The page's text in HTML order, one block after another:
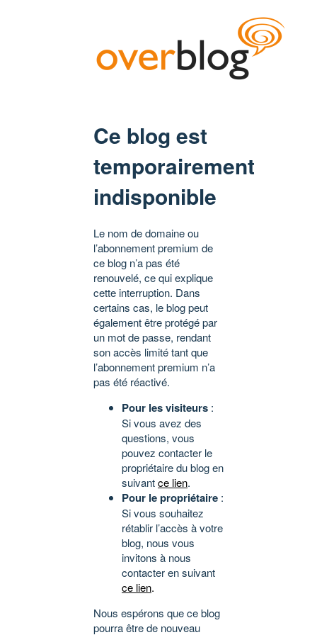
Ce blog est
temporairement
indisponible
Le nom de domaine ou
l’abonnement premium de
ce blog n’a pas été
renouvelé, ce qui explique
cette interruption. Dans
certains cas, le blog peut
également être protégé par
un mot de passe, rendant
son accès limité tant que
l’abonnement premium n’a
pas été réactivé.
Pour les visiteurs :
Si vous avez des
questions, vous
pouvez contacter le
propriétaire du blog en
suivantce lien.
Pour le propriétaire :
Si vous souhaitez
rétablir l’accès à votre
blog, nous vous
invitons à nous
contacter en suivant
ce lien.
Nous espérons que ce blog
pourra être de nouveau